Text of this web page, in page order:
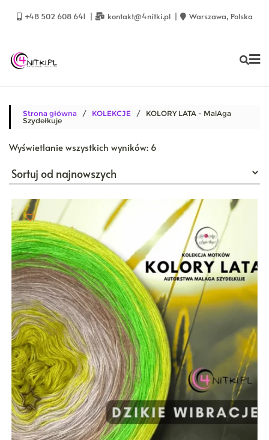
+48 502 608 641 kontakt@4nitki.pl Warszawa, Polska
Strona główna / KOLEKCJE / KOLORY LATA - MalAga
Szydełkuje
Wyświetlanie wszystkich wyników: 6